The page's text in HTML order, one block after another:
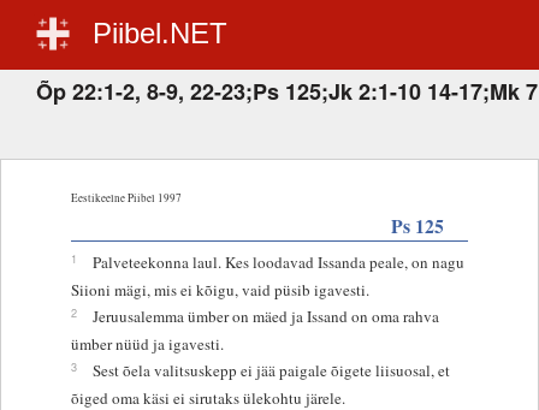
Piibel.NET
Õp 22:1-2, 8-9, 22-23;Ps 125;Jk 2:1-10 14-17;Mk
Eestikeelne Piibel 1997
Ps 125
1
Palveteekonna laul. Kes loodavad Issanda peale, on nagu
Siioni mägi, mis ei kõigu, vaid püsib igavesti.
2
Jeruusalemma ümber on mäed ja Issand on oma rahva
ümber nüüd ja igavesti.
3
Sest õela valitsuskepp ei jää paigale õigete liisuosal, et
õiged oma käsi ei sirutaks ülekohtu järele.